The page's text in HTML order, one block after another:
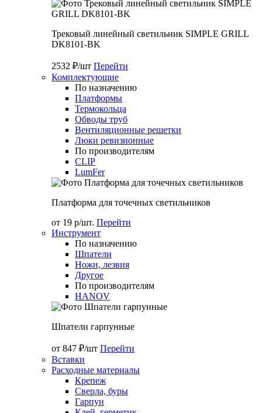
Трековый линейный светильник SIMPLE GRILL
DK8101-BK
2532 ₽/шт Перейти
Комплектующие
По назначению
Платформы
Термокольца
Обводы труб
Вентиляционные решетки
Люки ревизионные
По производителям
CLIP
LumFer
Платформа для точечных светильников
от 19 р/шт. Перейти
Инструмент
По назначению
Шпатели
Ножи, лезвия
Другое
По производителям
HANOV
Шпатели гарпунные
от 847 ₽/шт Перейти
Вставки
Расходные материалы
Крепеж
Сверла, буры
Гарпун